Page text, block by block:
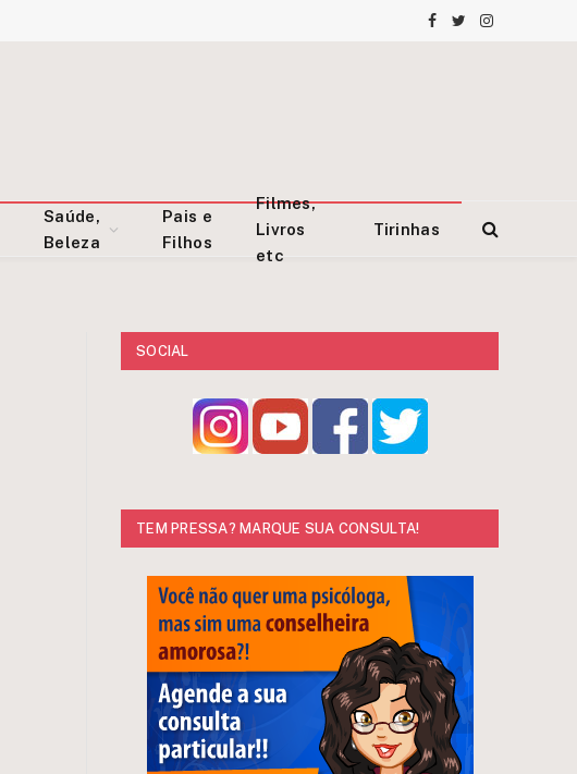
Facebook
TwitterInstagram
Saúde,
Beleza
Pais e
Filhos
Filmes,
Livros
etc
Tirinhas
SOCIAL
TEM PRESSA? MARQUE SUA CONSULTA!